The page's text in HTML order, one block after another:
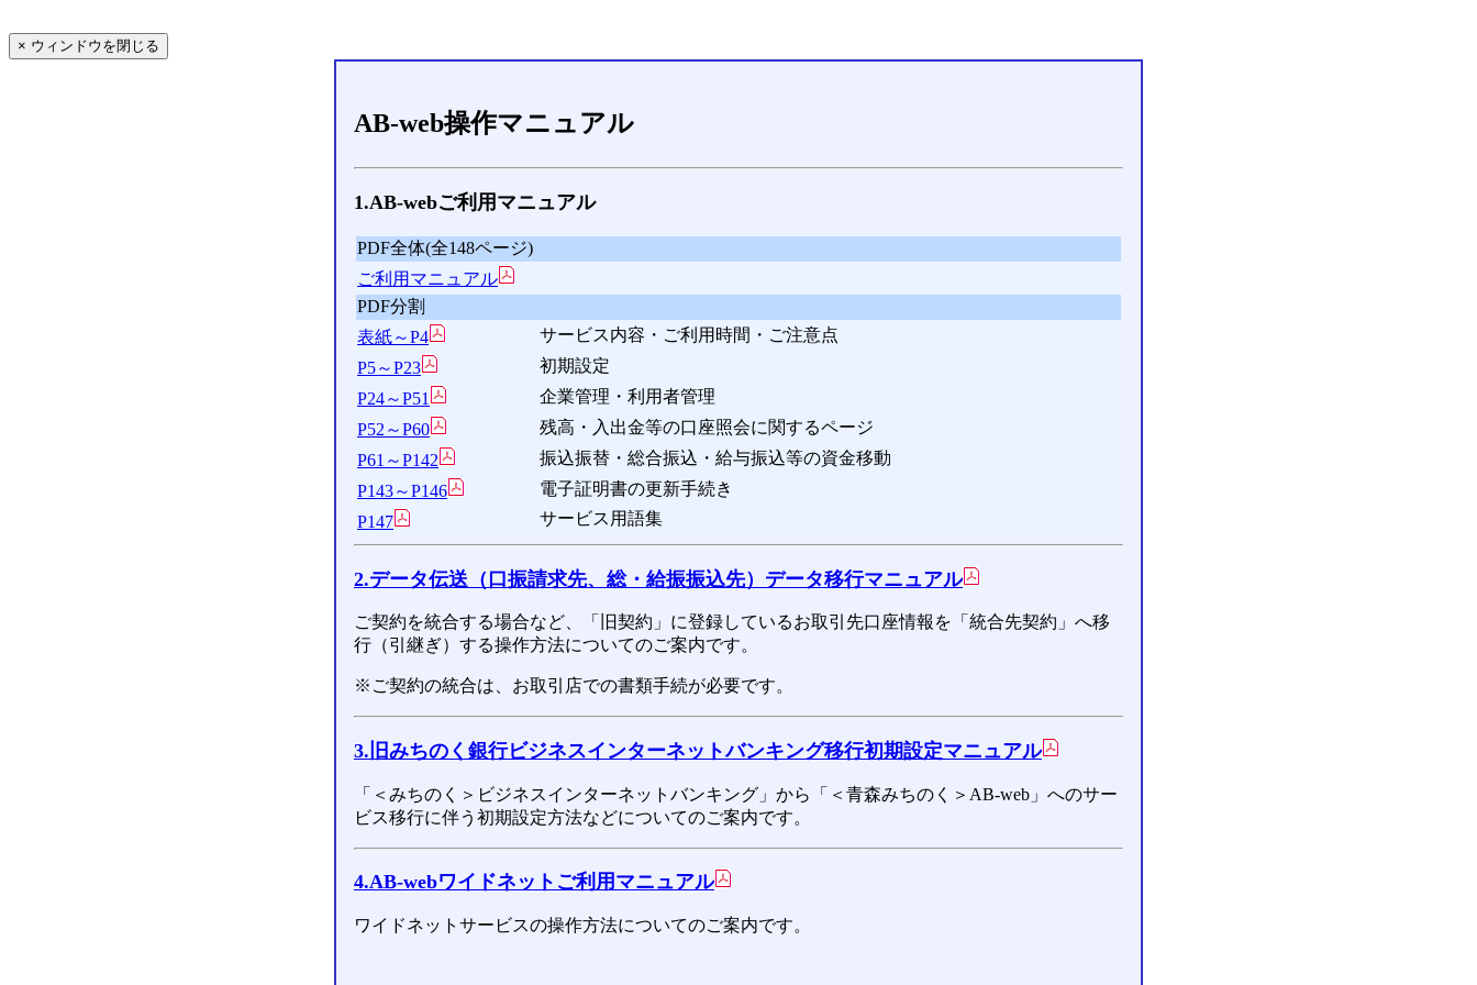
AB-web操作マニュアル
1.AB-webご利用マニュアル
PDF全体(全148ページ)
ご利用マニュアル
PDF分割
表紙～P4
サービス内容・ご利用時間・ご注意点
P5～P23
初期設定
P24～P51
企業管理・利用者管理
P52～P60
残高・入出金等の口座照会に関するページ
P61～P142
振込振替・総合振込・給与振込等の資金移動
P143～P146
電子証明書の更新手続き
P147
サービス用語集
2.データ伝送（口振請求先、総・給振振込先）データ移行マニュアル
ご契約を統合する場合など、「旧契約」に登録しているお取引先口座情報を「統合先契約」へ移
行（引継ぎ）する操作方法についてのご案内です。
※ご契約の統合は、お取引店での書類手続が必要です。
3.旧みちのく銀行ビジネスインターネットバンキング移行初期設定マニュアル
「＜みちのく＞ビジネスインターネットバンキング」から「＜青森みちのく＞AB-web」へのサー
ビス移行に伴う初期設定方法などについてのご案内です。
4.AB-webワイドネットご利用マニュアル
ワイドネットサービスの操作方法についてのご案内です。